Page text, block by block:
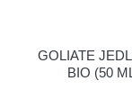
GOLIATE
BIO (50